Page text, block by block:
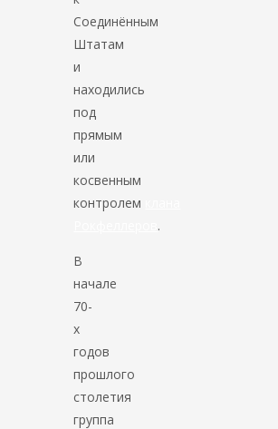
Соединённым
Штатам
и
находились
под
прямым
или
косвенным
контролем
.
В
начале
70-
х
годов
прошлого
столетия
группа